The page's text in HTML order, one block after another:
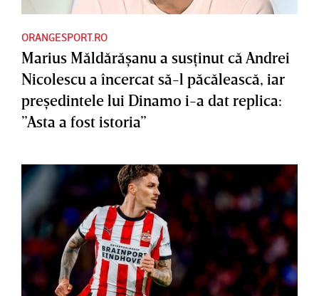
ORANGESPORT.RO
Marius Măldărăşanu a susţinut că Andrei
Nicolescu a încercat să-l păcălească, iar
preşedintele lui Dinamo i-a dat replica:
”Asta a fost istoria”